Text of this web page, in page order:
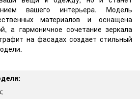
вашего интерьера. Модель
материалов и оснащена
а гармоничное сочетание зеркала
на фасадах создает стильный